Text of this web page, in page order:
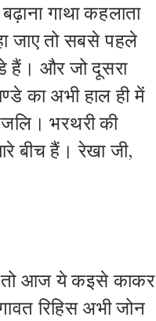
गाथा कहलाता
जाए तो सबसे पहले
हैं। और जो दूसरा
का अभी हाल ही में
भरथरी की
बीच हैं। रेखा जी,
तो आज ये कइसे काकर
रिहिस अभी जोन